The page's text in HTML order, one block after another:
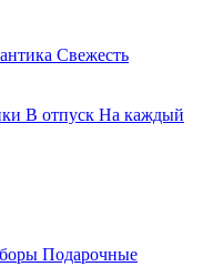
Свежесть
В отпуск На каждый
Подарочные